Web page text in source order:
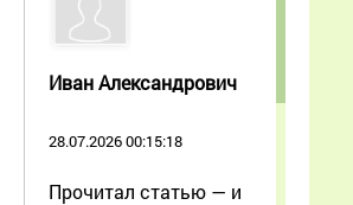
Иван Александрович
28.07.2026 00:15:18
Прочитал статью — и